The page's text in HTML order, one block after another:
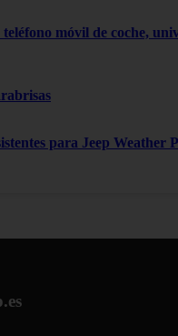
móvil de coche,
para Jeep Weather